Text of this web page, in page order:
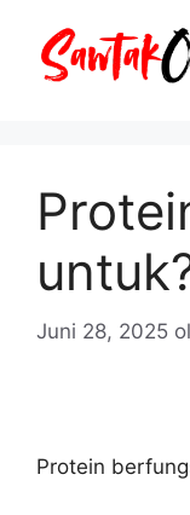
Juni 28, 2025
Protein